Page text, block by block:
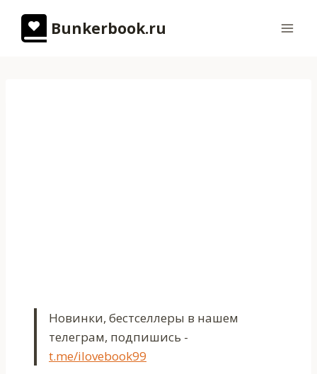
содержимому
Bunkerbook.ru
Новинки, бестселлеры в нашем
телеграм, подпишись -
t.me/ilovebook99